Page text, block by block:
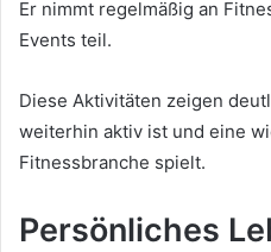
Er nimmt regelmäßig an
Events teil.
Diese Aktivitäten zeigen
weiterhin aktiv ist und eine
Fitnessbranche spielt.
Persönliches